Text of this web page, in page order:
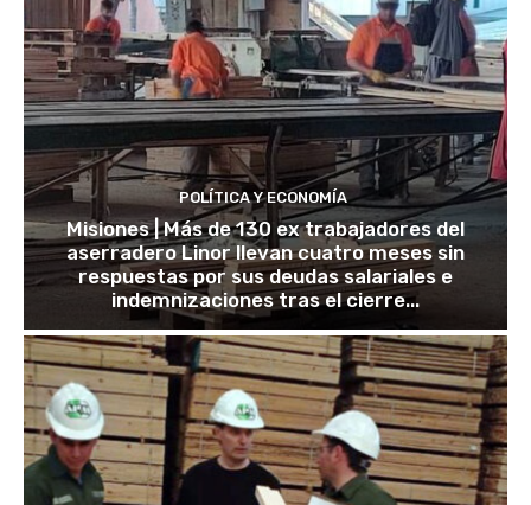
POLÍTICA Y ECONOMÍA
Misiones | Más de 130 ex trabajadores del
aserradero Linor llevan cuatro meses sin
respuestas por sus deudas salariales e
indemnizaciones tras el cierre...